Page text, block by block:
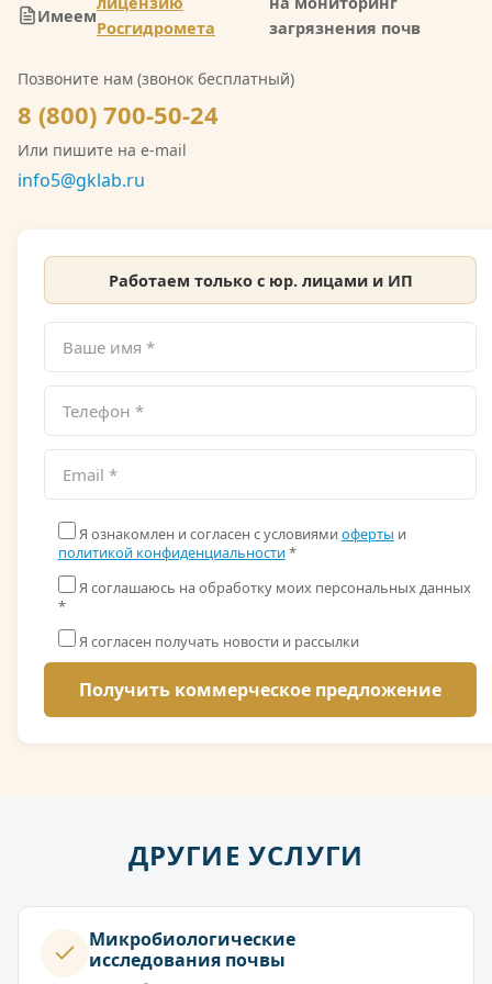
СРО на выполнение инженерно-экологических
Росгидромета можно ознакомиться на сайте.
Имеем
Росгидромета
загрязнения почв
Позвоните нам (звонок бесплатный)
8 (800) 700-50-24
Или пишите на e-mail
info5@gklab.ru
Работаем только с юр. лицами и ИП
Я ознакомлен и согласен с условиями оферты и
политикой конфиденциальности*
Я соглашаюсь на обработку моих персональных данных
*
Я согласен получать новости и рассылки
ДРУГИЕ УСЛУГИ
Микробиологические
исследования почвы